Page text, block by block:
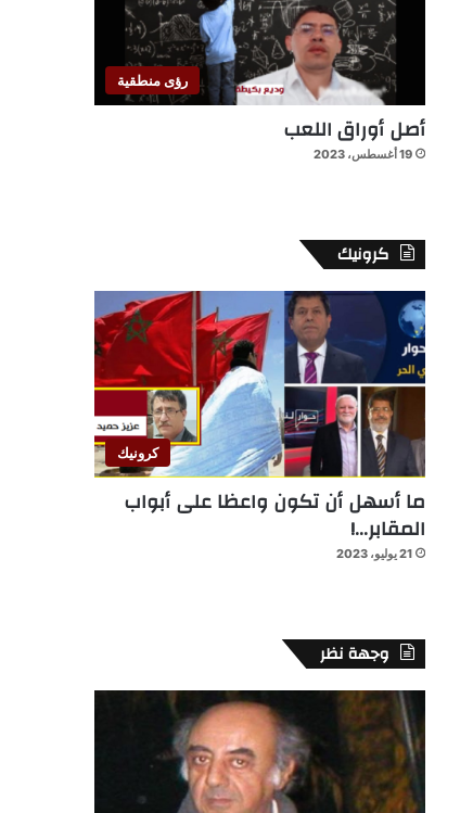
رؤى منطقية
أصل أوراق اللعب
19 أغسطس، 2023
كرونيك
كرونيك
ما أسهل أن تكون واعظا على أبواب
المقابر…!
21 يوليو، 2023
وجهة نظر